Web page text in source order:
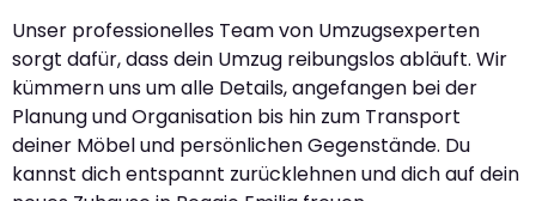
Unser professionelles Team von Umzugsexperten
sorgt dafür, dass dein Umzug reibungslos abläuft. Wir
kümmern uns um alle Details, angefangen bei der
Planung und Organisation bis hin zum Transport
deiner Möbel und persönlichen Gegenstände. Du
kannst dich entspannt zurücklehnen und dich auf dein